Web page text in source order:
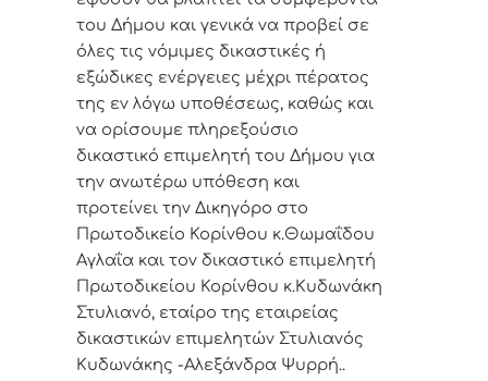
του Δήμου και γενικά να προβεί σε
όλες τις νόμιμες δικαστικές ή
εξώδικες ενέργειες μέχρι πέρατος
της εν λόγω υποθέσεως, καθώς και
να ορίσουμε πληρεξούσιο
δικαστικό επιμελητή του Δήμου για
την ανωτέρω υπόθεση και
προτείνει την Δικηγόρο στο
Πρωτοδικείο Κορίνθου κ.Θωμαΐδου
Αγλαΐα και τον δικαστικό επιμελητή
Πρωτοδικείου Κορίνθου κ.Κυδωνάκη
Στυλιανό, εταίρο της εταιρείας
δικαστικών επιμελητών Στυλιανός
Κυδωνάκης -Αλεξάνδρα Ψυρρή..